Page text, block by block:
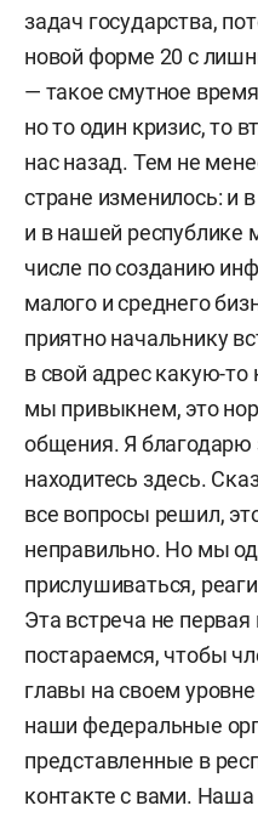
задач государства,
новой форме 20 с
— такое смутное
но то один кризис, то
нас назад. Тем не
стране изменилось: и
и в нашей республике
числе по созданию
малого и среднего
приятно начальнику
в свой адрес какую-то
мы привыкнем, это
общения. Я
находитесь здесь.
все вопросы решил,
неправильно. Но мы
прислушиваться,
Эта встреча не
постараемся, чтобы
главы на своем
наши федеральные
представленные в
контакте с вами.